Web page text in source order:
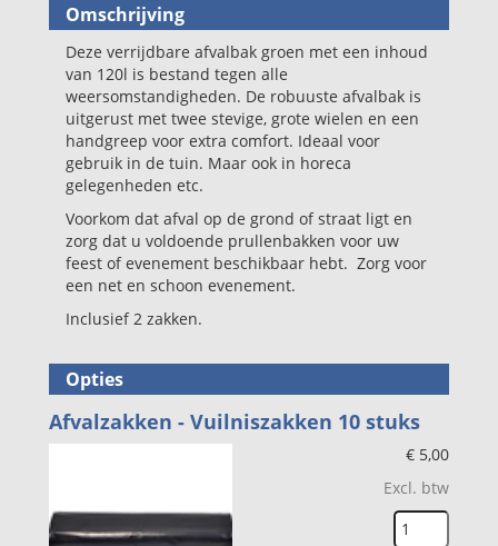
Omschrijving
Deze verrijdbare afvalbak groen met een inhoud
van 120l is bestand tegen alle
weersomstandigheden. De robuuste afvalbak is
uitgerust met twee stevige, grote wielen en een
handgreep voor extra comfort. Ideaal voor
gebruik in de tuin. Maar ook in horeca
gelegenheden etc.
Voorkom dat afval op de grond of straat ligt en
zorg dat u voldoende prullenbakken voor uw
feest of evenement beschikbaar hebt. Zorg voor
een net en schoon evenement.
Inclusief 2 zakken.
Opties
Afvalzakken - Vuilniszakken 10 stuks
€ 5,00
Excl. btw